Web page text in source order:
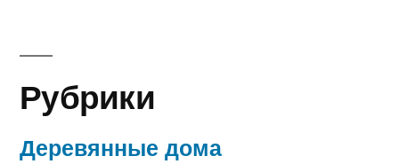
Рубрики
Деревянные дома